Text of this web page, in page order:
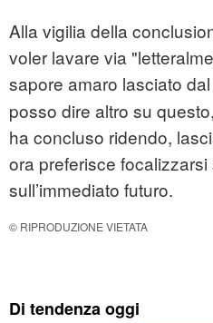
Alla vigilia della
voler lavare via
sapore amaro lasciato dal
posso dire altro su
ha concluso ridendo,
ora preferisce
sull’immediato futuro.
© RIPRODUZIONE VIETATA
Di tendenza oggi